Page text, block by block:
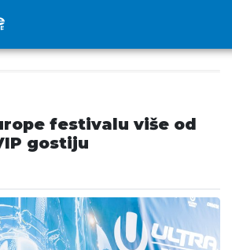
festivalu više od
gostiju